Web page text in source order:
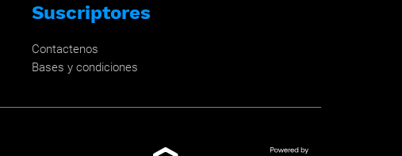
Suscriptores
Contactenos
Bases y condiciones